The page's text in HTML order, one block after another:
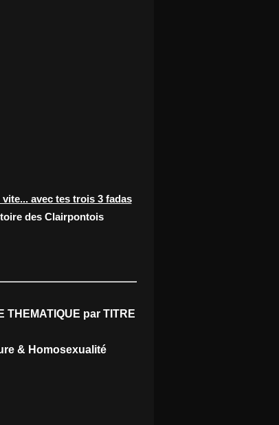
avec tes trois 3 fadas
des Clairpontois
THEMATIQUE par TITRE
& Homosexualité